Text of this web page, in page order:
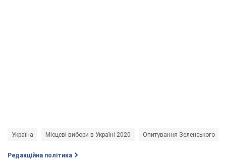
Україна Місцеві вибори в Україні 2020 Опитування Зеленського
Редакційна політика